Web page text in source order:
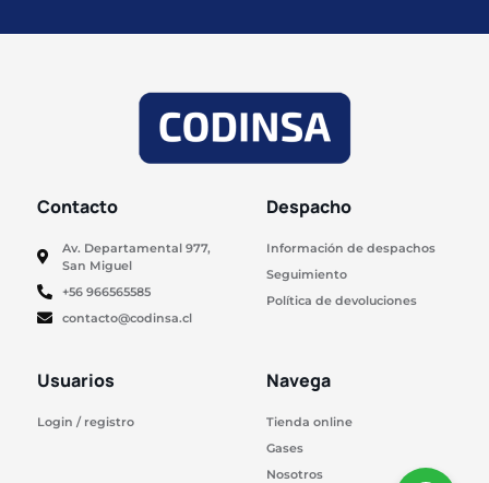
Contacto
Av. Departamental 977,
San Miguel
+56 966565585
contacto@codinsa.cl
Despacho
Información de despachos
Seguimiento
Política de devoluciones
Usuarios
Login / registro
Navega
Tienda online
Gases
Nosotros